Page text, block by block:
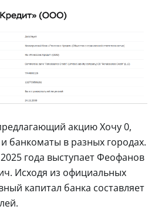
акцию Хочу 0,
банкоматы в разных городах.
года выступает Феофанов
Исходя из официальных
капитал банка составляет